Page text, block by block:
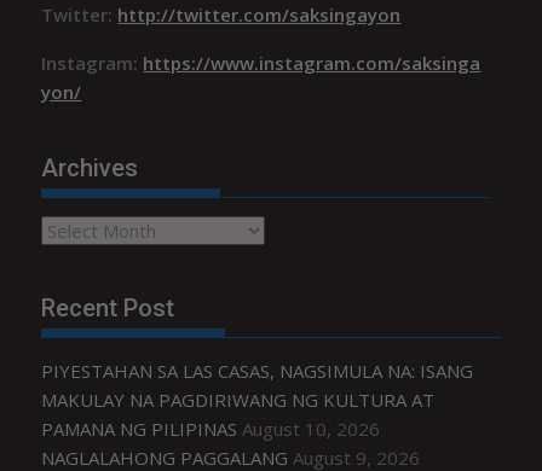
Twitter: http://twitter.com/saksingayon
Instagram: https://www.instagram.com/saksinga
yon/
Archives
Archives
Recent Post
PIYESTAHAN SA LAS CASAS, NAGSIMULA NA: ISANG
MAKULAY NA PAGDIRIWANG NG KULTURA AT
PAMANA NG PILIPINAS August 10, 2026
NAGLALAHONG PAGGALANG August 9, 2026